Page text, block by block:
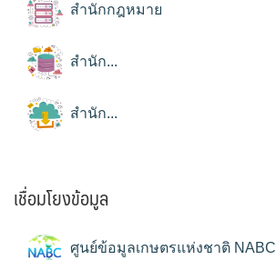
สำนักกฎหมาย
สำนัก...
สำนัก...
เชื่อมโยงข้อมูล
ศูนย์ข้อมูลเกษตรแห่งชาติ NABC